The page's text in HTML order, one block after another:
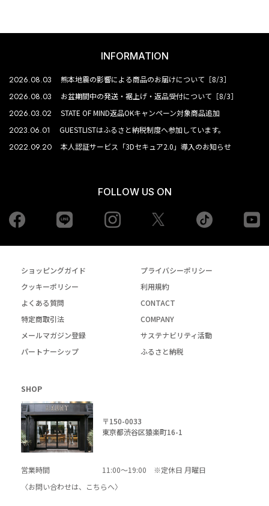
INFORMATION
2026.08.03 熊本地震の影響による商品のお届けについて［8/3］
2026.08.03 お盆期間中の発送・裾上げ・返品受付について［8/3］
2026.03.02 STATE OF MIND返品OKキャンペーン対象商品追加
2023.06.01 GUESTLISTはふるさと納税制度へ参加しています。
2022.09.20 本人認証サービス「3Dセキュア2.0」導入のお知らせ
FOLLOW US ON
Facebook Instagram tiktok
ショッピングガイド
プライバシーポリシー
クッキーポリシー
利用規約
よくある質問
CONTACT
特定商取引法
COMPANY
メールマガジン登録
サステナビリティ活動
パートナーシップ
ふるさと納税
SHOP
〒150-0033
東京都渋谷区猿楽町16-1
営業時間
11:00～19:00 ※定休日 月曜日
〈お問い合わせは、
こちらへ〉